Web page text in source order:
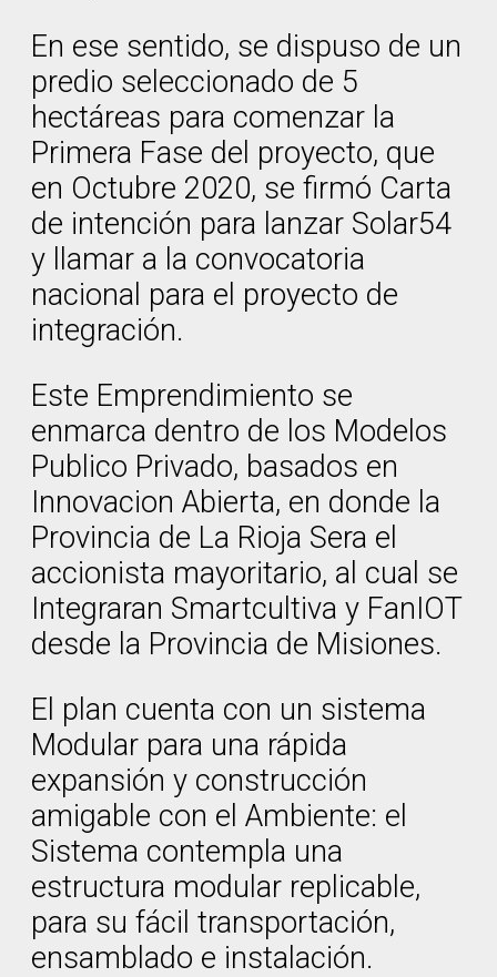
En ese sentido, se dispuso de un
predio seleccionado de 5
hectáreas para comenzar la
Primera Fase del proyecto, que
en Octubre 2020, se firmó Carta
de intención para lanzar Solar54
y llamar a la convocatoria
nacional para el proyecto de
integración.
Este Emprendimiento se
enmarca dentro de los Modelos
Publico Privado, basados en
Innovacion Abierta, en donde la
Provincia de La Rioja Sera el
accionista mayoritario, al cual se
Integraran Smartcultiva y FanIOT
desde la Provincia de Misiones.
El plan cuenta con un sistema
Modular para una rápida
expansión y construcción
amigable con el Ambiente: el
Sistema contempla una
estructura modular replicable,
para su fácil transportación,
ensamblado e instalación.